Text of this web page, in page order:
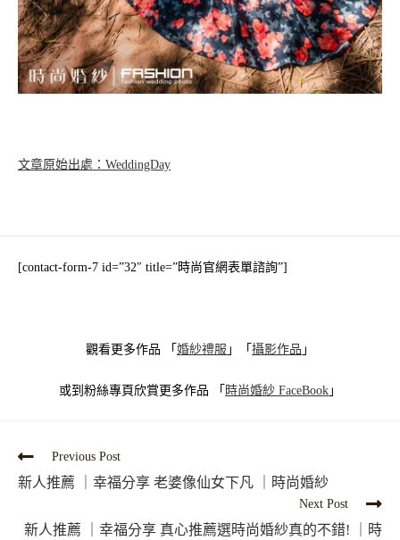
文章原始出處：WeddingDay
[contact-form-7 id=”32″ title=”時尚官網表單諮詢”]
觀看更多作品 「 婚紗禮服 」「 攝影作品 」
或到粉絲專頁欣賞更多作品 「 時尚婚紗 FaceBook 」
Previous Post
新人推薦 ｜幸福分享 老婆像仙女下凡 ｜時尚婚紗
Next Post
新人推薦 ｜幸福分享 真心推薦選時尚婚紗真的不錯! ｜時